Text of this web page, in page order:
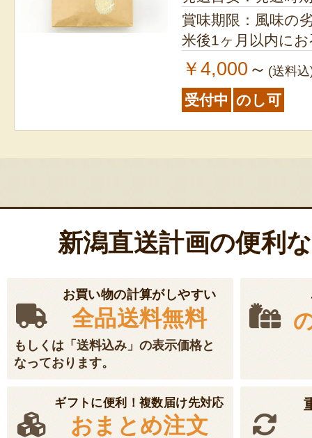
賞味期限：風味の
米後1ヶ月以内に
￥4,000 ～ (送料
受付中 のし可
新潟直送計画の便利
お買い物の計算がしやすい
全品送料無料
もしくは「送料込み」の表示価格と
なっております。
ギフトに便利！複数届け先対応
おまとめ注文